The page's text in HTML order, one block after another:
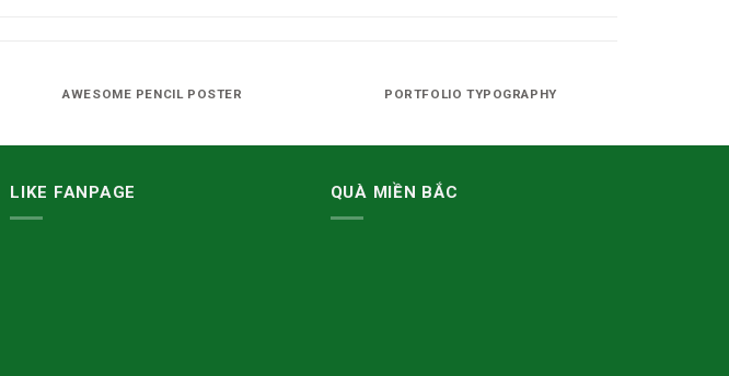
AWESOME PENCIL POSTER PORTFOLIO TYPOGRAPHY
LIKE FANPAGE QUÀ MIỀN BẮC